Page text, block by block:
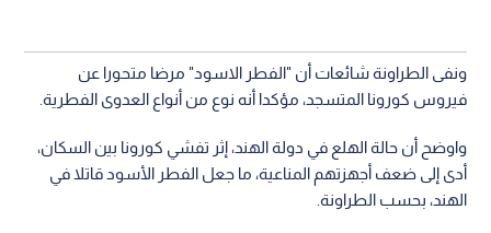
ونفى الطراونة شائعات أن "الفطر الاسود" مرضا متحورا عن
فيروس كورونا المتسجد، مؤكدا أنه نوع من أنواع العدوى الفطرية.
واوضح أن حالة الهلع في دولة الهند، إثر تفشي كورونا بين السكان،
أدى إلى ضعف أجهزتهم المناعية، ما جعل الفطر الأسود قاتلا في
الهند، بحسب الطراونة.